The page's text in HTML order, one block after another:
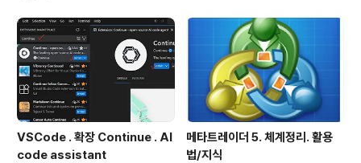
VSCode . 확장 Continue . AI
code assistant
메타트레이더 5. 체계정리. 활용
법/지식